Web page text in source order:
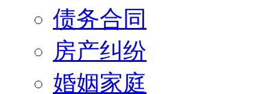
债务合同
房产纠纷
婚姻家庭